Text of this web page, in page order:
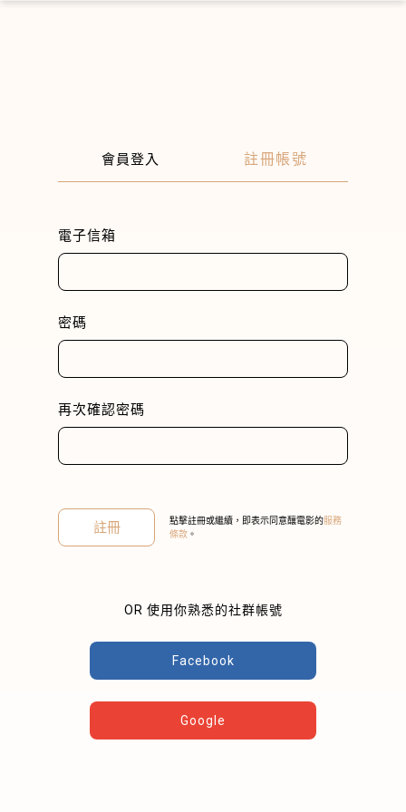
會員登入 註冊帳號
電子信箱
密碼
再次確認密碼
註冊 點擊註冊或繼續，即表示同意釀電影的服務
條款 。
OR 使用你熟悉的社群帳號
Facebook
Google